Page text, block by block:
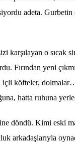
adeta.
karşılayan o sıcak
Fırından yeni
içli köfteler,
hatta ruhuna
döndü. Kimi eski
arkadaşlarıyla